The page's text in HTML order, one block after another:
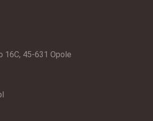
16C, 45-631 Opole